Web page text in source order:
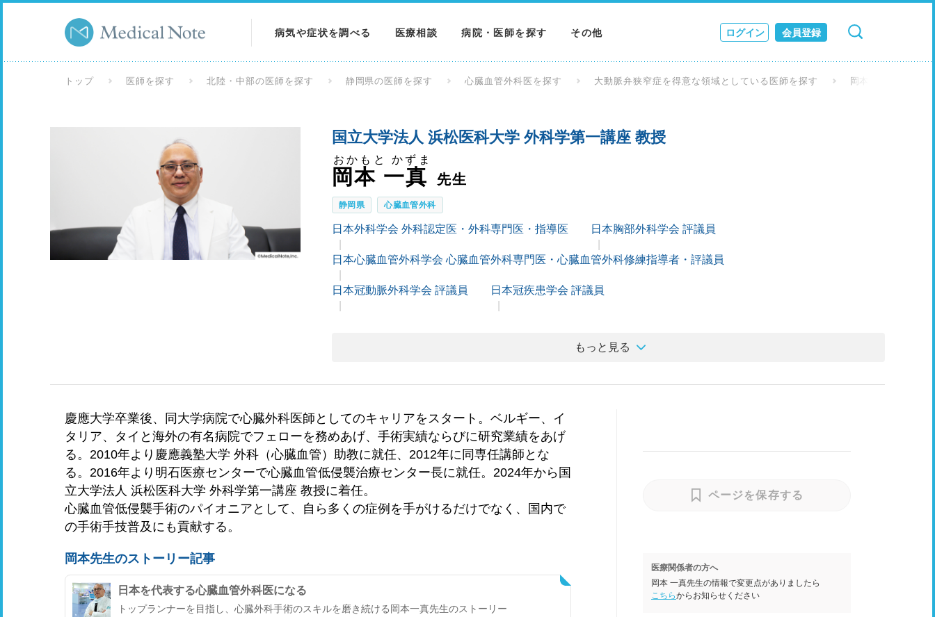
病気や症状を調べる
検査を調べる
医療相談 病院・医師を探す その他 ログイン 会員登録
検索 キャンセル
トップ 医師を探す 北陸・中部の医師を探す 静岡県の医師を探す 心臓血管外科医を探す 大動脈弁狭窄症を得意な領域としている医師を探す 岡本 一真 先生
国立大学法人 浜松医科大学 外科学第一講座 教授
岡本 一真
おかもと かずま
先生
静岡県 心臓血管外科
日本外科学会 外科認定医・外科専門医・指導医 日本胸部外科学会 評議員
日本心臓血管外科学会 心臓血管外科専門医・心臓血管外科修練指導者・評議員
日本冠動脈外科学会 評議員 日本冠疾患学会 評議員
もっと見る
慶應大学卒業後、同大学病院で心臓外科医師としてのキャリアをスタート。ベルギー、イ
タリア、タイと海外の有名病院でフェローを務めあげ、手術実績ならびに研究業績をあげ
る。2010年より慶應義塾大学 外科（心臓血管）助教に就任、2012年に同専任講師とな
る。2016年より明石医療センターで心臓血管低侵襲治療センター長に就任。2024年から国
立大学法人 浜松医科大学 外科学第一講座 教授に着任。
心臓血管低侵襲手術のパイオニアとして、自ら多くの症例を手がけるだけでなく、国内で
の手術手技普及にも貢献する。
岡本先生のストーリー記事
日本を代表する心臓血管外科医になる
トップランナーを目指し、心臓外科手術のスキルを磨き続ける岡本一真先生のストーリー
ページを保存する
医療関係者の方へ
岡本 一真先生の情報で変更点がありましたら
こちらからお知らせください